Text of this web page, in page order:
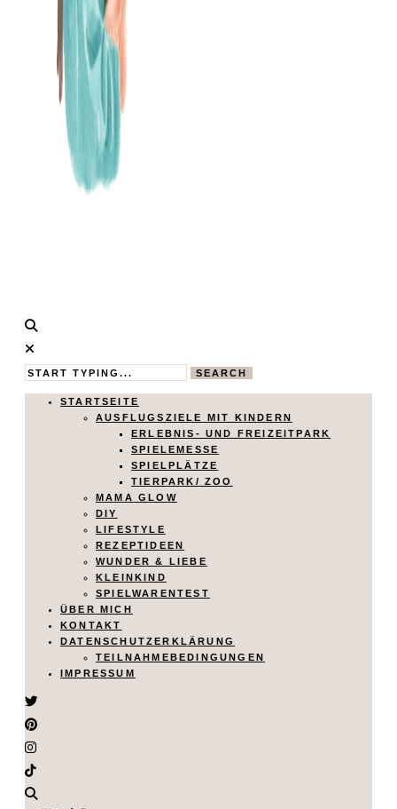
Calistas
Traum
MAMABLOG
SEARCH
STARTSEITE
AUSFLUGSZIELE MIT KINDERN
ERLEBNIS- UND FREIZEITPARK
SPIELEMESSE
SPIELPLÄTZE
TIERPARK/ ZOO
MAMA GLOW
DIY
LIFESTYLE
REZEPTIDEEN
WUNDER & LIEBE
KLEINKIND
SPIELWARENTEST
ÜBER MICH
KONTAKT
DATENSCHUTZERKLÄRUNG
TEILNAHMEBEDINGUNGEN
IMPRESSUM